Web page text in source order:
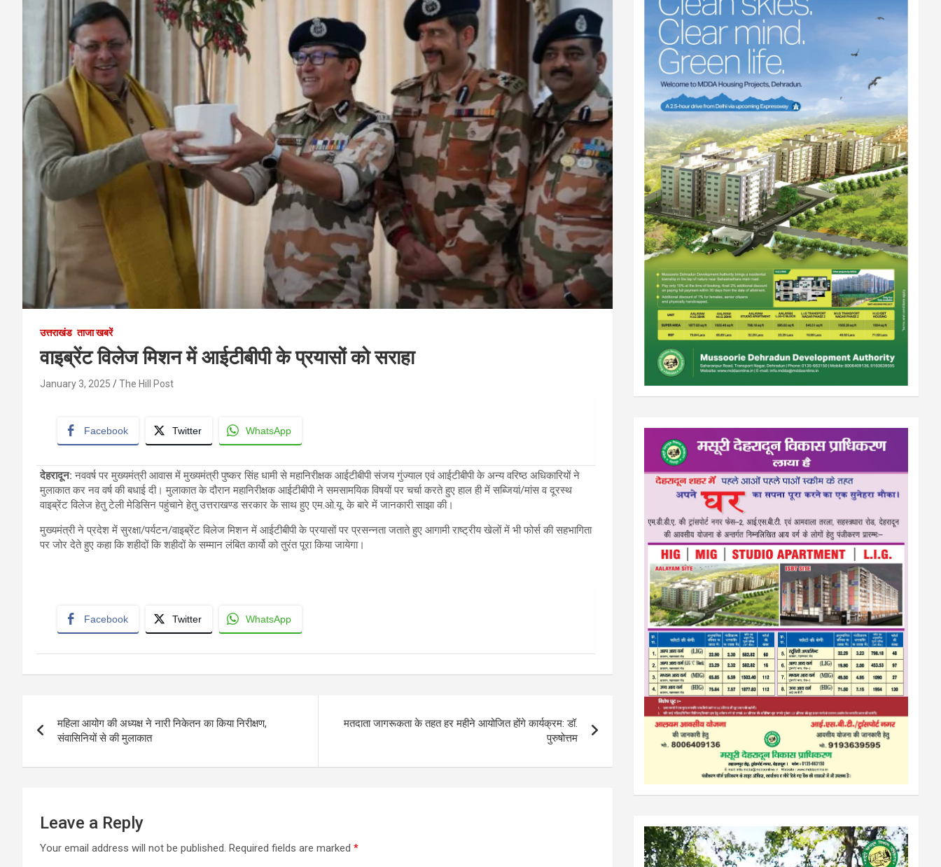
उत्तराखंड ताजा खबरें
वाइब्रेंट विलेज मिशन में आईटीबीपी के प्रयासों को सराहा
January 3, 2025 The Hill Post
Facebook Twitter WhatsApp
देहरादून: नववर्ष पर मुख्यमंत्री आवास में मुख्यमंत्री पुष्कर सिंह धामी से महानिरीक्षक आईटीबीपी संजय गुंज्याल एवं आईटीबीपी के अन्य वरिष्ठ अधिकारियों ने
मुलाकात कर नव वर्ष की बधाई दी। मुलाकात के दौरान महानिरीक्षक आईटीबीपी ने समसामयिक विषयों पर चर्चा करते हुए हाल ही में सब्जियां/मांस व दूरस्थ
वाइब्रेंट विलेज हेतु टेली मेडिसिन पहुंचाने हेतु उत्तराखण्ड सरकार के साथ हुए एम.ओ.यू. के बारे में जानकारी साझा की।
मुख्यमंत्री ने प्रदेश में सुरक्षा/पर्यटन/वाइब्रेंट विलेज मिशन में आईटीबीपी के प्रयासों पर प्रसन्नता जताते हुए आगामी राष्ट्रीय खेलों में भी फोर्स की सहभागिता
पर जोर देते हुए कहा कि शहीदों कि शहीदों के सम्मान लंबित कार्यो को तुरंत पूरा किया जायेगा।
Facebook Twitter WhatsApp
navigation
महिला आयोग की अध्यक्ष ने नारी निकेतन का किया निरीक्षण,
संवासिनियों से की मुलाकात
मतदाता जागरूकता के तहत हर महीने आयोजित होंगे कार्यक्रम: डॉ.
पुरुषोत्तम
Leave a Reply
Your email address will not be published. Required fields are marked *
Video
Player